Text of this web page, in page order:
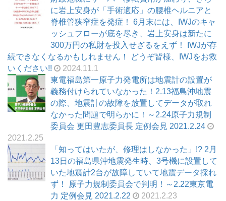
に岩上安身が「手術適応」の腰椎ヘルニアと
脊椎管狭窄症を発症！ 6月末には、IWJのキャ
ッシュフローが底を尽き、岩上安身は新たに
300万円の私財を投入せざるをえず！ IWJが存
続できなくなるかもしれません！ どうぞ皆様、IWJをお救
いください!!
2024.11.1
東電福島第一原子力発電所は地震計の設置が
義務付けられていなかった！2.13福島沖地震
の際、地震計の故障を放置してデータが取れ
なかった問題で明らかに！～2.24原子力規制
委員会 更田豊志委員長 定例会見 2021.2.24
2021.2.25
「知ってはいたが、修理はしなかった」!? 2月
13日の福島県沖地震発生時、3号機に設置して
いた地震計2台が故障していて地震データ採れ
ず！ 原子力規制委員会で判明！～2.22東京電
力 定例会見 2021.2.22
2021.2.23